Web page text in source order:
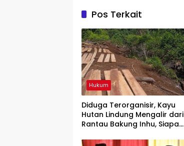
Pos Terkait
Hukum
Diduga Terorganisir, Kayu
Hutan Lindung Mengalir dari
Rantau Bakung Inhu, Siapa